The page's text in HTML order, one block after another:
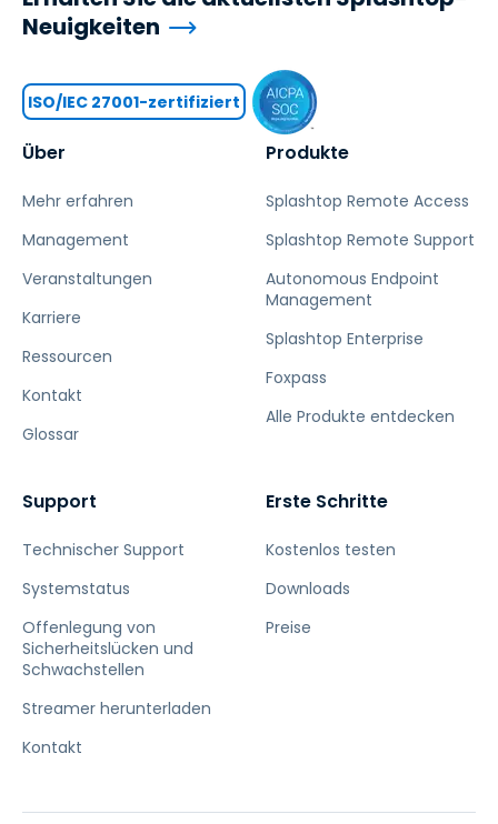
Über
Mehr erfahren
Management
Veranstaltungen
Karriere
Ressourcen
Kontakt
Glossar
Produkte
Splashtop Remote Access
Splashtop Remote Support
Autonomous Endpoint
Management
Splashtop Enterprise
Foxpass
Alle Produkte entdecken
Support
Technischer Support
Systemstatus
Offenlegung von
Sicherheitslücken und
Schwachstellen
Streamer herunterladen
Kontakt
Erste Schritte
Kostenlos testen
Downloads
Preise
Neuigkeiten
ISO/IEC 27001-zertifiziert